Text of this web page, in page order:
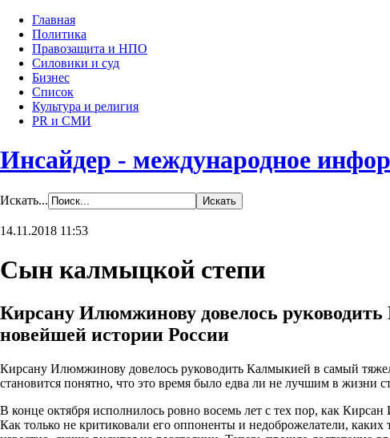
Главная
Политика
Правозащита и НПО
Силовики и суд
Бизнес
Список
Культура и религия
PR и СМИ
Инсайдер - международное
Искать...
14.11.2018 11:53
Сын калмыцкой степи
Кирсану Илюмжинову довелось
новейшей истории России
Кирсану Илюмжинову довелось руководить Калмыкией в самый
становится понятно, что это время было едва ли не лучшим в жизни
В конце октября исполнилось ровно восемь лет с тех пор, как
Как только не критиковали его оппоненты и недоброжелатели,